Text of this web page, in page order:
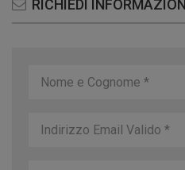
RICHIEDI INFORMAZIONI